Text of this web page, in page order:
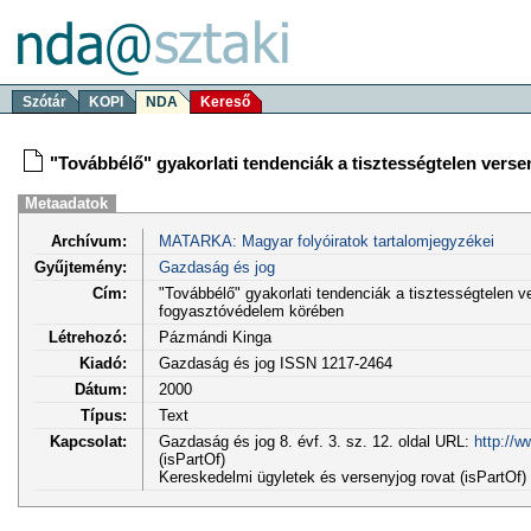
Szótár KOPI NDA Kereső
"Továbbélő" gyakorlati tendenciák a tisztességtelen
Metaadatok
Archívum:
MATARKA: Magyar folyóiratok tartalomjegyzékei
Gyűjtemény:
Gazdaság és jog
Cím:
"Továbbélő" gyakorlati tendenciák a tisztességtelen
fogyasztóvédelem körében
Létrehozó:
Pázmándi Kinga
Kiadó:
Gazdaság és jog ISSN 1217-2464
Dátum:
2000
Típus:
Text
Kapcsolat:
Gazdaság és jog 8. évf. 3. sz. 12. oldal URL: http://
(isPartOf)
Kereskedelmi ügyletek és versenyjog rovat (isPartOf)